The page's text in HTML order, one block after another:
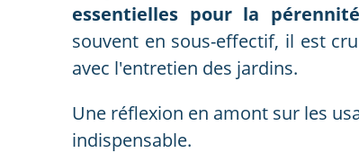
essentielles pour la
souvent en sous-effectif, il est
avec l'entretien des jardins.
Une réflexion en amont sur les
indispensable.